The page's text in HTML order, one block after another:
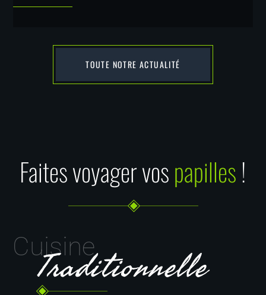
TOUTE NOTRE ACTUALITÉ
Faites voyager vospapilles!
Cuisine
Traditionnelle